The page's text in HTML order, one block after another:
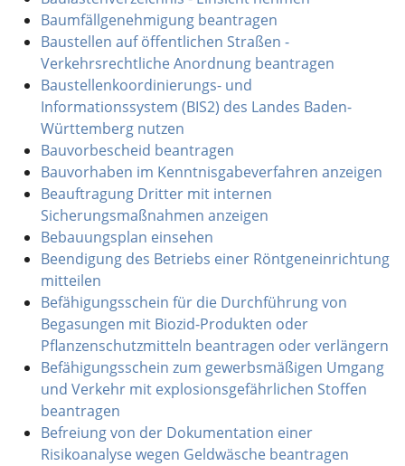
Baumfällgenehmigung beantragen
Baustellen auf öffentlichen Straßen -
Verkehrsrechtliche Anordnung beantragen
Baustellenkoordinierungs- und
Informationssystem (BIS2) des Landes Baden-
Württemberg nutzen
Bauvorbescheid beantragen
Bauvorhaben im Kenntnisgabeverfahren anzeigen
Beauftragung Dritter mit internen
Sicherungsmaßnahmen anzeigen
Bebauungsplan einsehen
Beendigung des Betriebs einer Röntgeneinrichtung
mitteilen
Befähigungsschein für die Durchführung von
Begasungen mit Biozid-Produkten oder
Pflanzenschutzmitteln beantragen oder verlängern
Befähigungsschein zum gewerbsmäßigen Umgang
und Verkehr mit explosionsgefährlichen Stoffen
beantragen
Befreiung von der Dokumentation einer
Risikoanalyse wegen Geldwäsche beantragen